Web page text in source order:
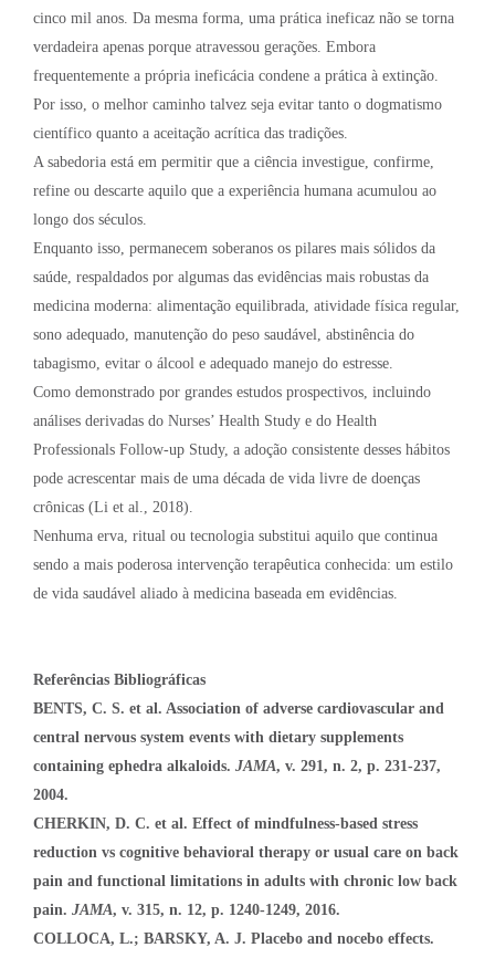
cinco mil anos. Da mesma forma, uma prática ineficaz não se torna
verdadeira apenas porque atravessou gerações. Embora
frequentemente a própria ineficácia condene a prática à extinção.
Por isso, o melhor caminho talvez seja evitar tanto o dogmatismo
científico quanto a aceitação acrítica das tradições.
A sabedoria está em permitir que a ciência investigue, confirme,
refine ou descarte aquilo que a experiência humana acumulou ao
longo dos séculos.
Enquanto isso, permanecem soberanos os pilares mais sólidos da
saúde, respaldados por algumas das evidências mais robustas da
medicina moderna: alimentação equilibrada, atividade física regular,
sono adequado, manutenção do peso saudável, abstinência do
tabagismo, evitar o álcool e adequado manejo do estresse.
Como demonstrado por grandes estudos prospectivos, incluindo
análises derivadas do Nurses’ Health Study e do Health
Professionals Follow-up Study, a adoção consistente desses hábitos
pode acrescentar mais de uma década de vida livre de doenças
crônicas (Li et al., 2018).
Nenhuma erva, ritual ou tecnologia substitui aquilo que continua
sendo a mais poderosa intervenção terapêutica conhecida: um estilo
de vida saudável aliado à medicina baseada em evidências.
Referências Bibliográficas
BENTS, C. S. et al. Association of adverse cardiovascular and
central nervous system events with dietary supplements
containing ephedra alkaloids. JAMA, v. 291, n. 2, p. 231-237,
2004.
CHERKIN, D. C. et al. Effect of mindfulness-based stress
reduction vs cognitive behavioral therapy or usual care on back
pain and functional limitations in adults with chronic low back
pain. JAMA, v. 315, n. 12, p. 1240-1249, 2016.
COLLOCA, L.; BARSKY, A. J. Placebo and nocebo effects.